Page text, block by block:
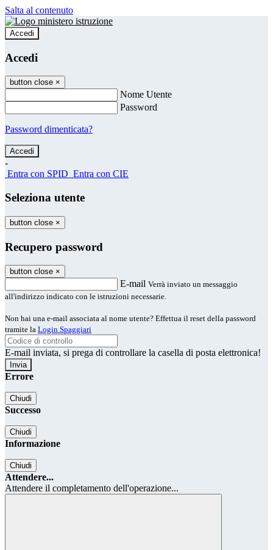
Salta al contenuto
Accedi
Accedi
button close ×
Nome Utente
Password
Password dimenticata?
-
Entra con SPID Entra con CIE
Seleziona utente
button close ×
Recupero password
button close ×
E-mail Verrà inviato un messaggio
all'indirizzo indicato con le istruzioni necessarie.
Non hai una e-mail associata al nome utente? Effettua il reset della password
tramite la Login Spaggiari
E-mail inviata, si prega di controllare la casella di posta elettronica!
Errore
Chiudi
Successo
Chiudi
Informazione
Chiudi
Attendere...
Attendere il completamento dell'operazione...